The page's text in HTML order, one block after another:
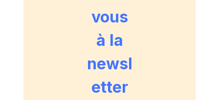
vous
à la
newsl
etter